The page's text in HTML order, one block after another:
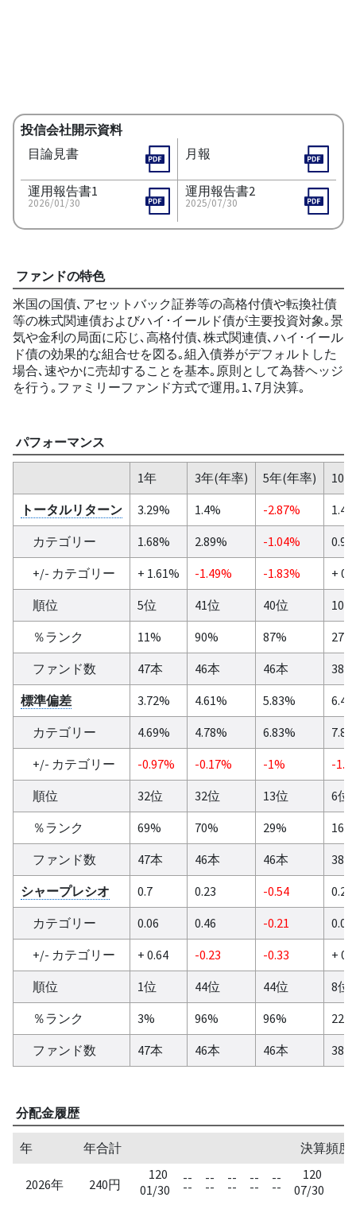
投信会社開示資料
目論見書
月報
運用報告書1
2026/01/30
運用報告書2
2025/07/30
ファンドの特色
米国の国債､アセットバック証券等の高格付債や転換社債
等の株式関連債およびハイ･イールド債が主要投資対象｡景
気や金利の局面に応じ､高格付債､株式関連債､ハイ･イール
ド債の効果的な組合せを図る｡組入債券がデフォルトした
場合､速やかに売却することを基本｡原則として為替ヘッジ
を行う｡ファミリーファンド方式で運用｡1､7月決算｡
パフォーマンス
1年 3年(年率) 5年(年率)
10
トータルリターン
3.29% 1.4% -2.87%
カテゴリー
1.68% 2.89% -1.04%
+/- カテゴリー
+ 1.61% -1.49% -1.83%
+
順位
5位 41位 40位
10位
％ランク
11% 90% 87%
27%
ファンド数
47本 46本 46本
38本
標準偏差
3.72% 4.61% 5.83%
カテゴリー
4.69% 4.78% 6.83%
+/- カテゴリー
-0.97% -0.17% -1%
-
順位
32位 32位 13位
6位
％ランク
69% 70% 29%
16%
ファンド数
47本 46本 46本
38本
シャープレシオ
0.7 0.23 -0.54
0.21
カテゴリー
0.06 0.46 -0.21
0.09
+/- カテゴリー
+ 0.64 -0.23 -0.33
+
順位
1位 44位 44位
8位
％ランク
3% 96% 96%
22%
ファンド数
47本 46本 46本 38本
分配金履歴
年 年合計 決算頻度
2026年 240円
120
01/30
--
--
--
--
--
--
--
--
--
--
120
07/30